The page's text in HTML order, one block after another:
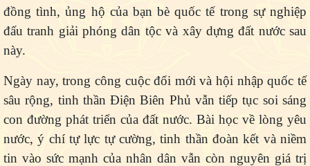
đồng tình, ủng hộ của bạn bè quốc tế trong sự nghiệp
đấu tranh giải phóng dân tộc và xây dựng đất nước sau
này.
Ngày nay, trong công cuộc đổi mới và hội nhập quốc tế
sâu rộng, tinh thần Điện Biên Phủ vẫn tiếp tục soi sáng
con đường phát triển của đất nước. Bài học về lòng yêu
nước, ý chí tự lực tự cường, tinh thần đoàn kết và niềm
tin vào sức mạnh của nhân dân vẫn còn nguyên giá trị